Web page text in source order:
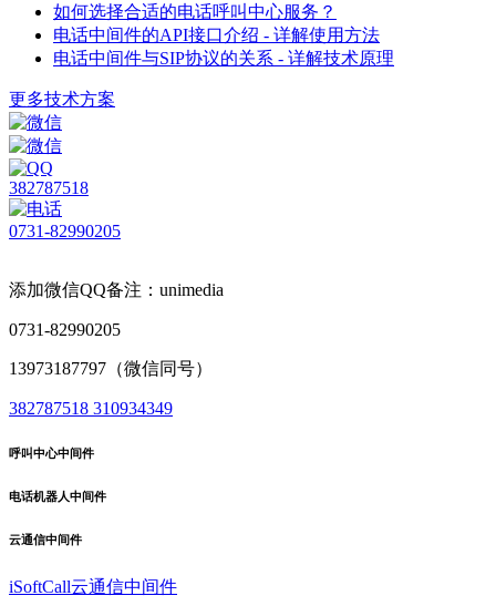
如何选择合适的电话呼叫中心服务？
电话中间件的API接口介绍 - 详解使用方法
电话中间件与SIP协议的关系 - 详解技术原理
更多技术方案
382787518
0731-82990205
添加微信QQ备注：unimedia
0731-82990205
13973187797（微信同号）
382787518 310934349
呼叫中心中间件
电话机器人中间件
云通信中间件
iSoftCall云通信中间件